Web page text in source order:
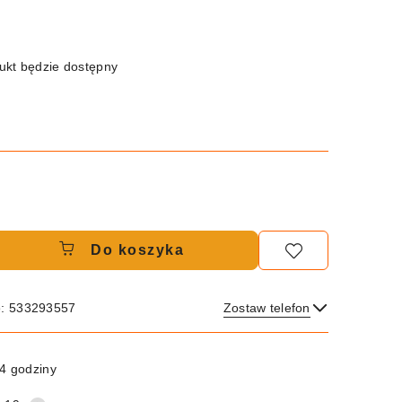
będzie dostępny
Do koszyka
533293557 Zostaw telefon
Wyślij
godziny